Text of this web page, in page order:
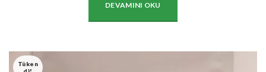
DEVAMINI OKU
Tüken